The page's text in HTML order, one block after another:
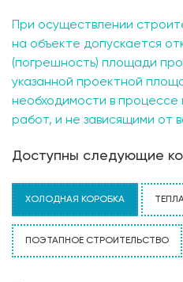
При осуществлении
на объекте допускается
(погрешность) площади
указанной проектной
необходимости в процессе
работ, и не зависящими от
Доступны следующие
ХОЛОДНАЯ КОРОБКА
ПОЭТАПНОЕ СТРОИТЕЛЬСТВО